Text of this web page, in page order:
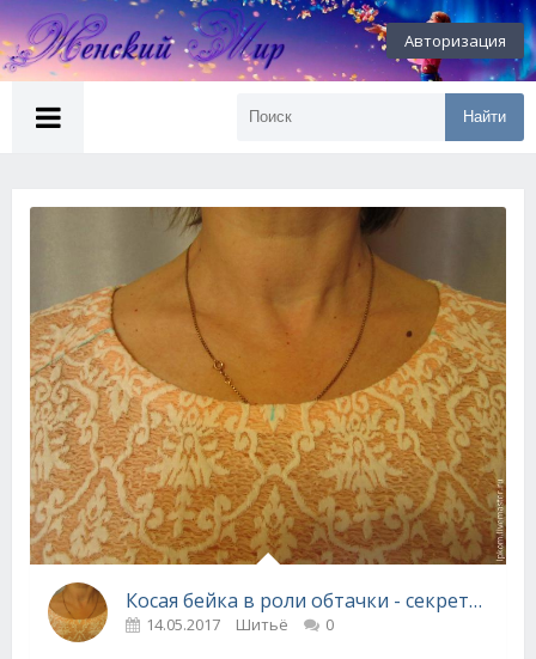
Авторизация
Найти
Косая бейка в роли обтачки - секреты от швеи
14.05.2017 Шитьё 0